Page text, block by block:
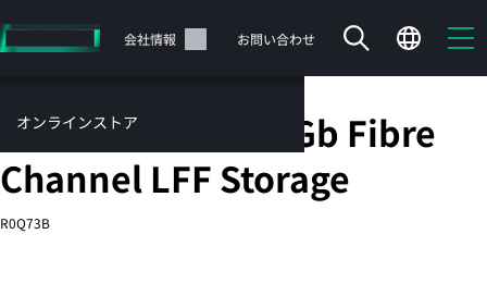
イ
テ
ン
に
会社情報 お問い合わせ
オンラインストア
サービス
お問い合わせ
HPE MSA 2060 16Gb Fibre
Channel LFF Storage
R0Q73B